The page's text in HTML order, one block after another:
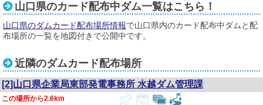
山口県のカード配布中ダム一覧はこちら！
山口県のダムカード配布場所情報で山口県内のカード配布中ダムと配
布場所の一覧を地図付きで公開中です。
近隣のダムカード配布場所
[2]山口県企業局東部発電事務所 水越ダム管理課
2.6km